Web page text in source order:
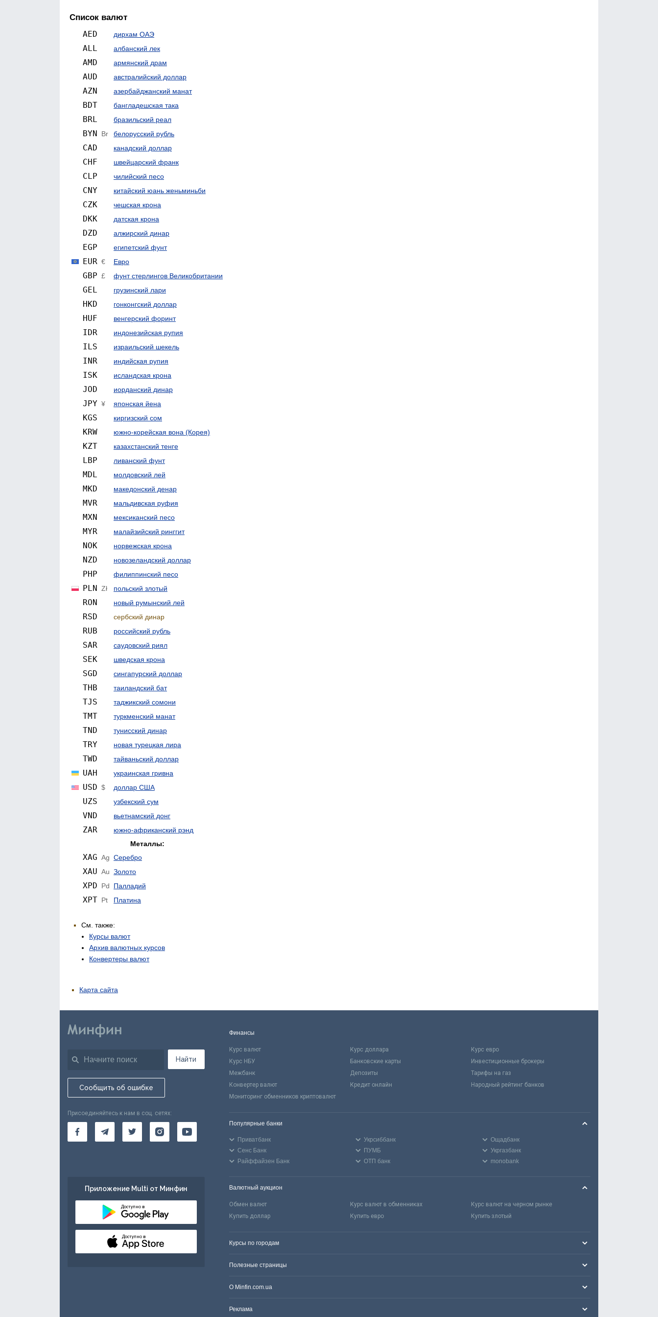
Список валют
AED дирхам ОАЭ
ALL албанский лек
AMD армянский драм
AUD австралийский доллар
AZN азербайджанский манат
BDT бангладешская така
BRL бразильский реал
BYN Br белорусский рубль
CAD канадский доллар
CHF швейцарский франк
CLP чилийский песо
CNY китайский юань женьминьби
CZK чешская крона
DKK датская крона
DZD алжирский динар
EGP египетский фунт
EUR € Евро
GBP £ фунт стерлингов Велико­британии
GEL грузинский лари
HKD гонконгский доллар
HUF венгерский форинт
IDR индонезийская рупия
ILS израильский шекель
INR индийская рупия
ISK исландская крона
JOD иорданский динар
JPY ¥ японская йена
KGS киргизский сом
KRW южно-корейская вона (Корея)
KZT казахстанский тенге
LBP ливанский фунт
MDL молдовский лей
MKD македонский денар
MVR мальдивская руфия
MXN мексиканский песо
MYR малайзийский ринггит
NOK норвежская крона
NZD ново­зеландский доллар
PHP филиппинский песо
PLN Zł польский злотый
RON новый румынский лей
RSD сербский динар
RUB российский рубль
SAR саудовский риял
SEK шведская крона
SGD сингапурский доллар
THB таиландский бат
TJS таджикский сомони
TMT туркменский манат
TND тунисский динар
TRY новая турецкая лира
TWD тайваньский доллар
UAH украинская гривна
USD $ доллар США
UZS узбекский сум
VND вьетнамский донг
ZAR
южно-африканский рэнд
Металлы:
XAG Ag Серебро
XAU Au Золото
XPD Pd Палладий
XPT Pt Платина
См. также:
Курсы валют
Архив валютных курсов
Конвертеры валют
Карта сайта
Найти
Сообщить об ошибке
Присоединяйтесь к нам в соц. сетях:
Приложение Multi от Минфин
Доступно в
Доступно в
Финансы
Курс валют Курс доллара
Курс евро
Курс НБУ
Банковские карты
Инвестиционные брокеры
Межбанк
Депозиты
Тарифы на газ
Конвертер валют
Кредит онлайн
Народный рейтинг банков
Мониторинг обменников криптовалют
Популярные банки
Приватбанк Укрсиббанк
Ощадбанк
Сенс Банк
ПУМБ
Укргазбанк
Райффайзен Банк
ОТП банк monobank
Валютный аукцион
Обмен валют Курс валют в обменниках
Курс валют на черном рынке
Купить доллар
Купить евро Купить злотый
Курсы по городам
Полезные страницы
О Minfin.com.ua
Реклама